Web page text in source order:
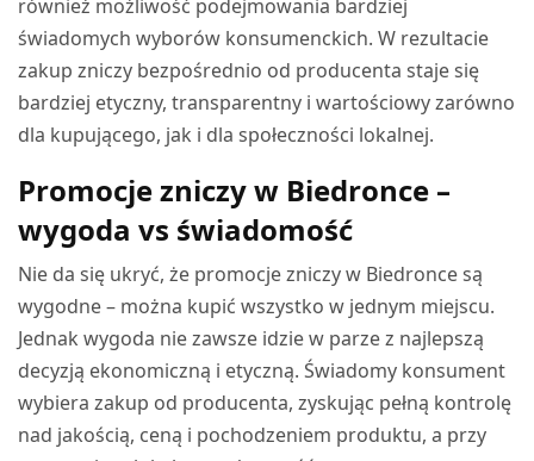
również możliwość podejmowania bardziej
świadomych wyborów konsumenckich. W rezultacie
zakup zniczy bezpośrednio od producenta staje się
bardziej etyczny, transparentny i wartościowy zarówno
dla kupującego, jak i dla społeczności lokalnej.
Promocje zniczy w Biedronce –
wygoda vs świadomość
Nie da się ukryć, że promocje zniczy w Biedronce są
wygodne – można kupić wszystko w jednym miejscu.
Jednak wygoda nie zawsze idzie w parze z najlepszą
decyzją ekonomiczną i etyczną. Świadomy konsument
wybiera zakup od producenta, zyskując pełną kontrolę
nad jakością, ceną i pochodzeniem produktu, a przy